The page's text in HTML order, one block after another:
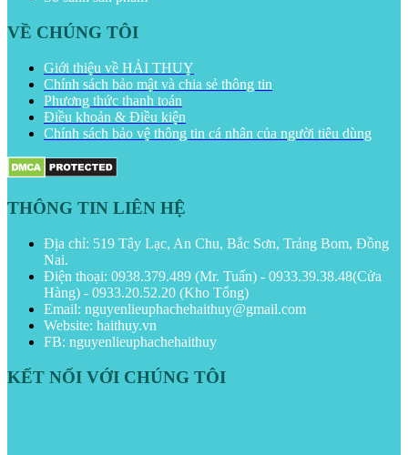
VỀ CHÚNG TÔI
Giới thiệu về HẢI THUỴ
Chính sách bảo mật và chia sẻ thông tin
Phương thức thanh toán
Điều khoản & Điều kiện
Chính sách bảo vệ thông tin cá nhân của người tiêu dùng
THÔNG TIN LIÊN HỆ
Địa chỉ: 519 Tây Lạc, An Chu, Bắc Sơn, Trảng Bom, Đồng
Nai.
Điện thoại: 0938.379.489 (Mr. Tuấn) - 0933.39.38.48(Cửa
Hàng) - 0933.20.52.20 (Kho Tổng)
Email: nguyenlieuphachehaithuy@gmail.com
Website: haithuy.vn
FB: nguyenlieuphachehaithuy
KẾT NỐI VỚI CHÚNG TÔI